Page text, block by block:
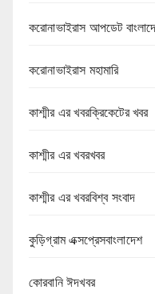
করোনাভাইরাস আপডেট
করোনাভাইরাস মহামারি
কাশ্মীর এর খবরক্রিকেটের খবর
কাশ্মীর এর খবরখবর
কাশ্মীর এর খবরবিশ্ব সংবাদ
কুড়িগ্রাম এক্সপ্রেসবাংলাদেশ
কোরবানি ঈদখবর